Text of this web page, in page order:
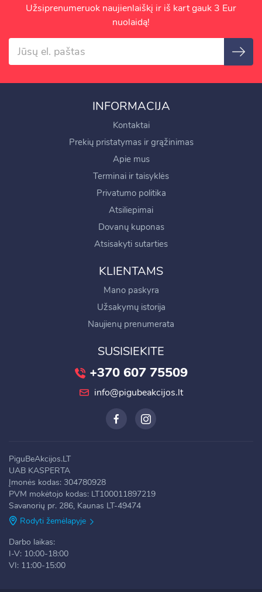
Užsiprenumeruok naujienlaiškį ir iš kart gauk 3 Eur
nuolaidą!
INFORMACIJA
Kontaktai
Prekių pristatymas ir grąžinimas
Apie mus
Terminai ir taisyklės
Privatumo politika
Atsiliepimai
Dovanų kuponas
Atsisakyti sutarties
KLIENTAMS
Mano paskyra
Užsakymų istorija
Naujienų prenumerata
SUSISIEKITE
+370 607 75509
info@pigubeakcijos.lt
PiguBeAkcijos.LT
UAB KASPERTA
Įmonės kodas: 304780928
PVM mokėtojo kodas: LT100011897219
Savanorių pr. 286, Kaunas LT-49474
Rodyti žemėlapyje
Darbo laikas:
I-V: 10:00-18:00
VI: 11:00-15:00